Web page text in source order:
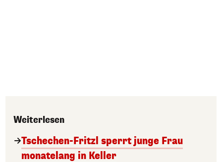
Weiterlesen
Tschechen-Fritzl sperrt junge Frau
monatelang in Keller